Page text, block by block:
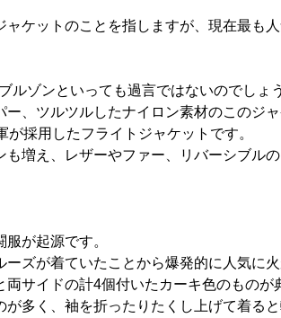
ケットのことを指しますが、現在最も
ルゾンといっても過言ではないのでしょ
、ツルツルしたナイロン素材のこのジャ
採用したフライトジャケットです。
増え、レザーやファー、リバーシブルの
が起源です。
ズが着ていたことから爆発的に人気に
サイドの計4個付いたカーキ色のものが
多く、袖を折ったりたくし上げて着る